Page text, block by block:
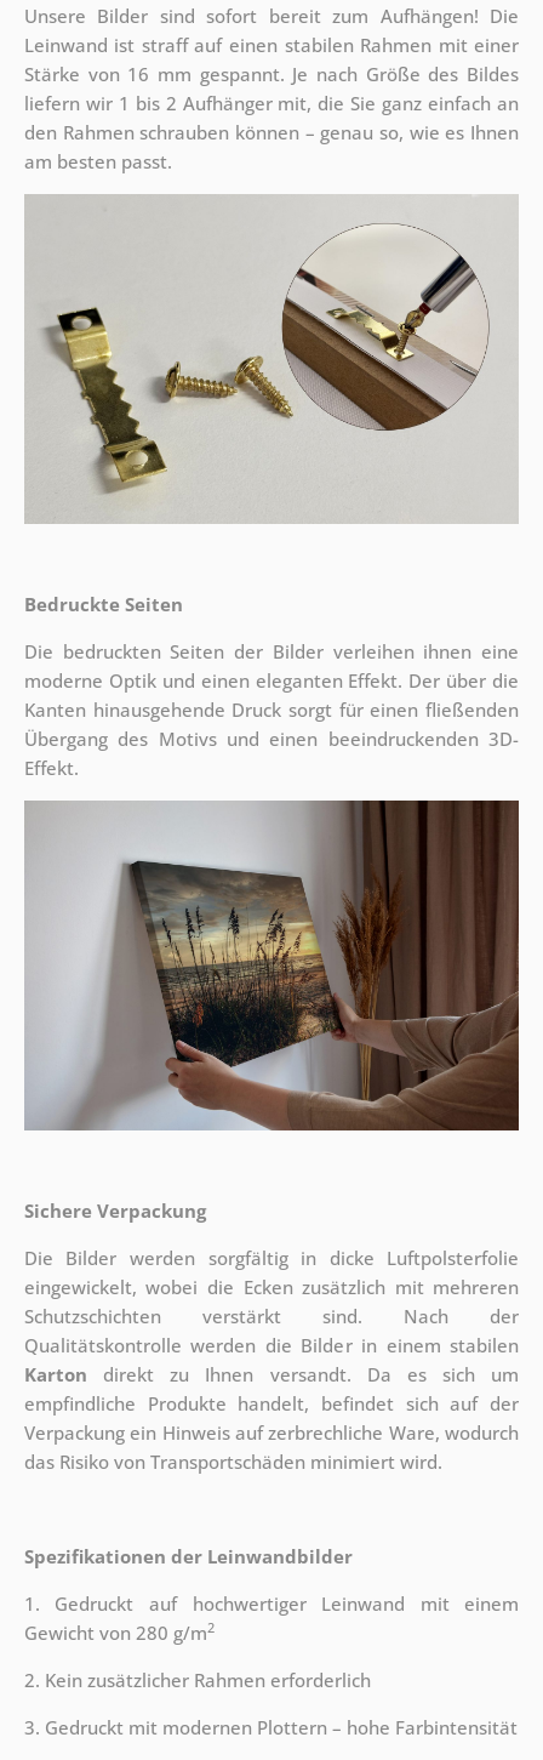
Unsere Bilder sind sofort bereit zum Aufhängen! Die
Leinwand ist straff auf einen stabilen Rahmen mit einer
Stärke von 16 mm gespannt. Je nach Größe des Bildes
liefern wir 1 bis 2 Aufhänger mit, die Sie ganz einfach an
den Rahmen schrauben können – genau so, wie es Ihnen
am besten passt.
Bedruckte Seiten
Die bedruckten Seiten der Bilder verleihen ihnen eine
moderne Optik und einen eleganten Effekt. Der über die
Kanten hinausgehende Druck sorgt für einen fließenden
Übergang des Motivs und einen beeindruckenden 3D-
Effekt.
Sichere Verpackung
Die Bilder werden sorgfältig in dicke Luftpolsterfolie
eingewickelt, wobei die Ecken zusätzlich mit mehreren
Schutzschichten verstärkt sind. Nach der
Qualitätskontrolle werden die Bilder in einem stabilen
Karton direkt zu Ihnen versandt. Da es sich um
empfindliche Produkte handelt, befindet sich auf der
Verpackung ein Hinweis auf zerbrechliche Ware, wodurch
das Risiko von Transportschäden minimiert wird.
Spezifikationen der Leinwandbilder
1. Gedruckt auf hochwertiger Leinwand mit einem
Gewicht von 280 g/m2
2. Kein zusätzlicher Rahmen erforderlich
3. Gedruckt mit modernen Plottern – hohe Farbintensität